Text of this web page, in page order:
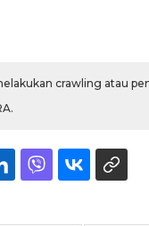
crawling atau